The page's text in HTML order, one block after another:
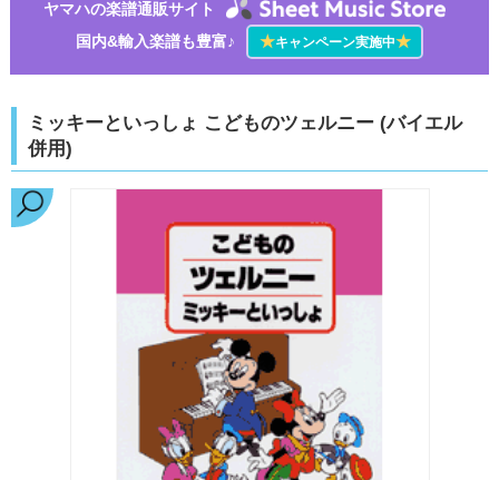
ヤマハの楽譜通販サイト
国内&輸入楽譜も豊富♪
★キャンペーン実施中★
ミッキーといっしょ こどものツェルニー (バイエル
併用)